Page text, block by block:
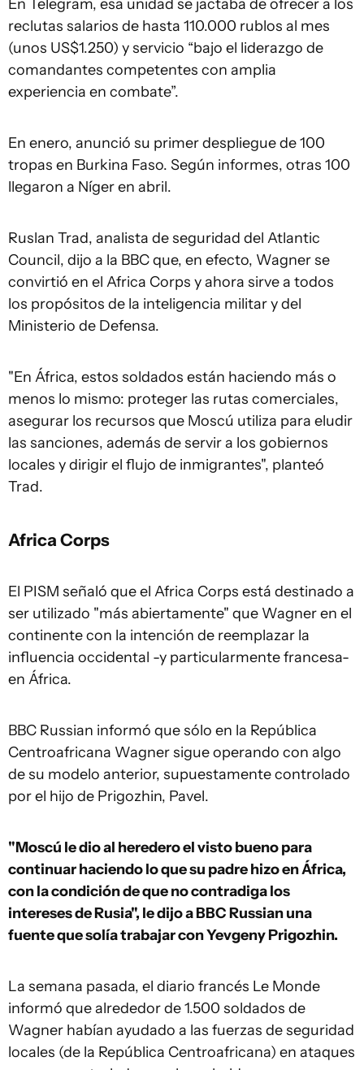
En Telegram, esa unidad se jactaba de ofrecer a los
reclutas salarios de hasta 110.000 rublos al mes
(unos US$1.250) y servicio “bajo el liderazgo de
comandantes competentes con amplia
experiencia en combate”.
En enero, anunció su primer despliegue de 100
tropas en Burkina Faso. Según informes, otras 100
llegaron a Níger en abril.
Ruslan Trad, analista de seguridad del Atlantic
Council, dijo a la BBC que, en efecto, Wagner se
convirtió en el Africa Corps y ahora sirve a todos
los propósitos de la inteligencia militar y del
Ministerio de Defensa.
"En África, estos soldados están haciendo más o
menos lo mismo: proteger las rutas comerciales,
asegurar los recursos que Moscú utiliza para eludir
las sanciones, además de servir a los gobiernos
locales y dirigir el flujo de inmigrantes", planteó
Trad.
Africa Corps
El PISM señaló que el Africa Corps está destinado a
ser utilizado "más abiertamente" que Wagner en el
continente con la intención de reemplazar la
influencia occidental -y particularmente francesa-
en África.
BBC Russian informó que sólo en la República
Centroafricana Wagner sigue operando con algo
de su modelo anterior, supuestamente controlado
por el hijo de Prigozhin, Pavel.
"Moscú le dio al heredero el visto bueno para
continuar haciendo lo que su padre hizo en África,
con la condición de que no contradiga los
intereses de Rusia", le dijo a BBC Russian una
fuente que solía trabajar con Yevgeny Prigozhin.
La semana pasada, el diario francés Le Monde
informó que alrededor de 1.500 soldados de
Wagner habían ayudado a las fuerzas de seguridad
locales (de la República Centroafricana) en ataques